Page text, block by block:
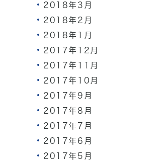
2018年3月
2018年2月
2018年1月
2017年12月
2017年11月
2017年10月
2017年9月
2017年8月
2017年7月
2017年6月
2017年5月